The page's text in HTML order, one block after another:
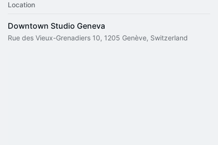
Location
Downtown Studio Geneva
Rue des Vieux-Grenadiers 10, 1205 Genève, Switzerland